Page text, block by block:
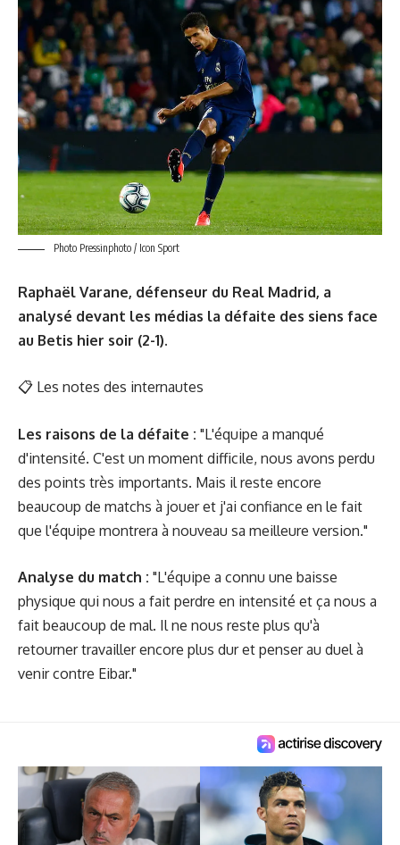
Photo Pressinphoto / Icon Sport
Raphaël Varane, défenseur du Real Madrid, a
analysé devant les médias la défaite des siens face
au Betis hier soir (2-1).
📋 Les notes des internautes
Les raisons de la défaite : "L'équipe a manqué
d'intensité. C'est un moment difficile, nous avons perdu
des points très importants. Mais il reste encore
beaucoup de matchs à jouer et j'ai confiance en le fait
que l'équipe montrera à nouveau sa meilleure version."
Analyse du match : "L'équipe a connu une baisse
physique qui nous a fait perdre en intensité et ça nous a
fait beaucoup de mal. Il ne nous reste plus qu'à
retourner travailler encore plus dur et penser au duel à
venir contre Eibar."